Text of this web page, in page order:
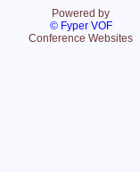
Powered by
© Fyper VOF
Conference Websites